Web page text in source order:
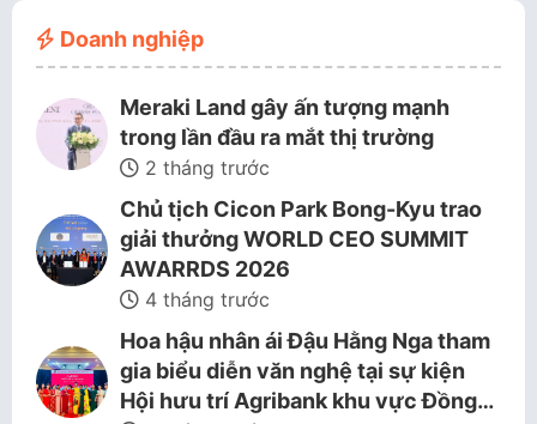
Doanh nghiệp
Meraki Land gây ấn tượng mạnh
trong lần đầu ra mắt thị trường
2 tháng trước
Chủ tịch Cicon Park Bong-Kyu trao
giải thưởng WORLD CEO SUMMIT
AWARRDS 2026
4 tháng trước
Hoa hậu nhân ái Đậu Hằng Nga tham
gia biểu diễn văn nghệ tại sự kiện
Hội hưu trí Agribank khu vực Đồng…